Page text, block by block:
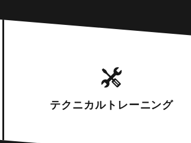
テクニカル トレーニング